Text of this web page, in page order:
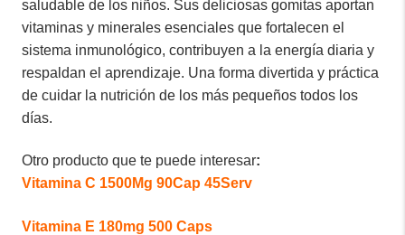
saludable de los niños. Sus deliciosas gomitas aportan
vitaminas y minerales esenciales que fortalecen el
sistema inmunológico, contribuyen a la energía diaria y
respaldan el aprendizaje. Una forma divertida y práctica
de cuidar la nutrición de los más pequeños todos los
días.
Otro producto que te puede interesar:
Vitamina C 1500Mg 90Cap 45Serv
Vitamina E 180mg 500 Caps